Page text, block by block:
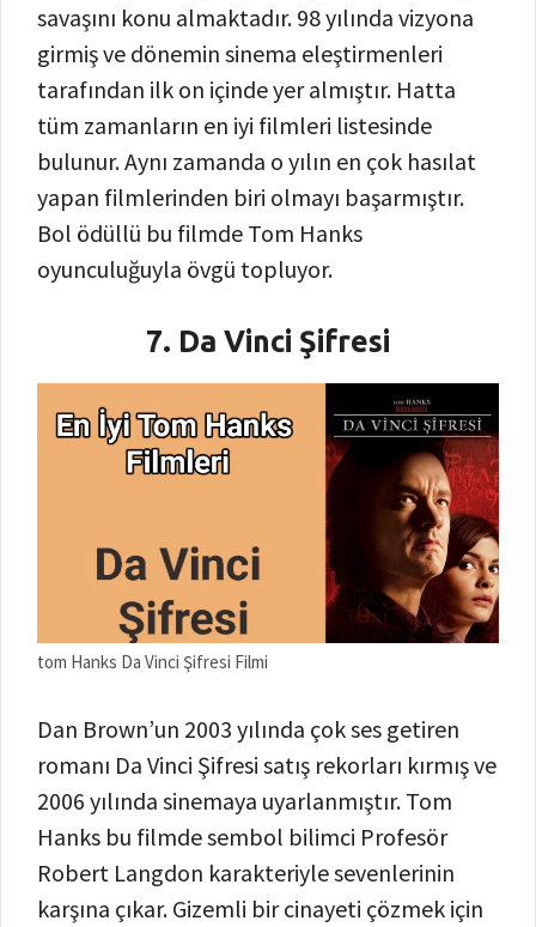
savaşını konu almaktadır. 98 yılında vizyona
girmiş ve dönemin sinema eleştirmenleri
tarafından ilk on içinde yer almıştır. Hatta
tüm zamanların en iyi filmleri listesinde
bulunur. Aynı zamanda o yılın en çok hasılat
yapan filmlerinden biri olmayı başarmıştır.
Bol ödüllü bu filmde Tom Hanks
oyunculuğuyla övgü topluyor.
7. Da Vinci Şifresi
tom Hanks Da Vinci Şifresi Filmi
Dan Brown’un 2003 yılında çok ses getiren
romanı Da Vinci Şifresi satış rekorları kırmış ve
2006 yılında sinemaya uyarlanmıştır. Tom
Hanks bu filmde sembol bilimci Profesör
Robert Langdon karakteriyle sevenlerinin
karşına çıkar. Gizemli bir cinayeti çözmek için